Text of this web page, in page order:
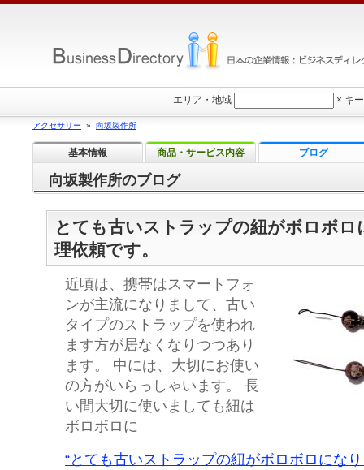
向坂製作所のブログ
とても古いストラップの紐がボロボロ
理依頼です。
近頃は、携帯はスマートフォ
ンが主流になりまして、古い
タイプのストラップを使われ
ます方が居なくなりつつあり
ます。 中には、大切にお使い
の方がいらっしゃいます。 長
い間大切に使いましても紐は
ボロボロに
“とても古いストラップの紐がボロボロにな
エリア・地域 × キ
アクセサリー » 向坂製作所
基本情報 商品・サービス内容 ブログ